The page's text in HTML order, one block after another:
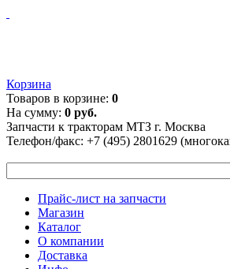
Корзина
Товаров в корзине: 0
На сумму: 0 руб.
Запчасти к тракторам МТЗ г. Москва
Телефон/факс: +7 (495) 2801629
Прайс-лист на запчасти
Магазин
Каталог
О компании
Доставка